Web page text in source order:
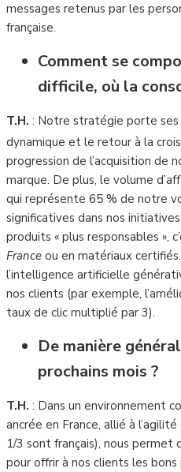
messages retenus par les
française.
Comment se
difficile, où la
T.H. : Notre stratégie porte ses
dynamique et le retour à la
progression de l’acquisition de
marque. De plus, le volume
qui représente 65 % de notre
significatives dans nos
produits « plus responsables »,
France ou en matériaux
l’intelligence artificielle
nos clients (par exemple,
taux de clic multiplié par 3).
De manière
prochains mois ?
T.H. : Dans un environnement
ancrée en France, allié à
1/3 sont français), nous
pour offrir à nos clients les bons